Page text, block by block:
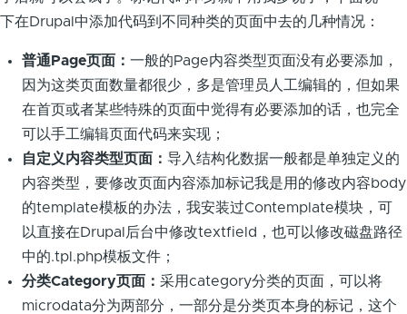
下在Drupal中添加代码到不同种类的页面中去的几种情况：
普通Page页面： 一般的Page内容类型页面没有必要添加，
因为这类页面数量都很少，多是管理员人工编辑的，但如果
在首页或者某些特殊的页面中觉得有必要添加的话，也完全
可以手工编辑页面代码来实现；
自定义内容类型页面： 导入结构化数据一般都是单独定义的
内容类型，要修改页面内容添加标记我是用的修改内容body
的template模板的办法，我安装过Contemplate模块，可
以直接在Drupal后台中修改textfield，也可以修改磁盘路径
中的.tpl.php模板文件；
分类Category页面： 采用category分类的页面，可以将
microdata分为两部分，一部分是分类页本身的标记，这个